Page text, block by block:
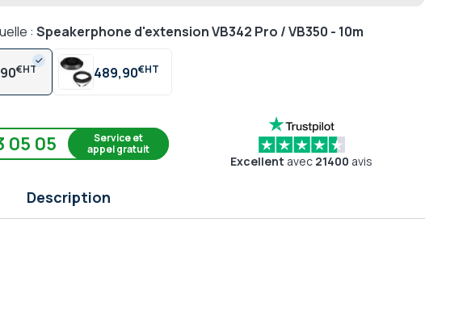
: Speakerphone d'extension VB342 Pro / VB350 - 10m
€ 489,90€
05 05
Service et
appel gratuit
Excellent avec 21400 avis
Description